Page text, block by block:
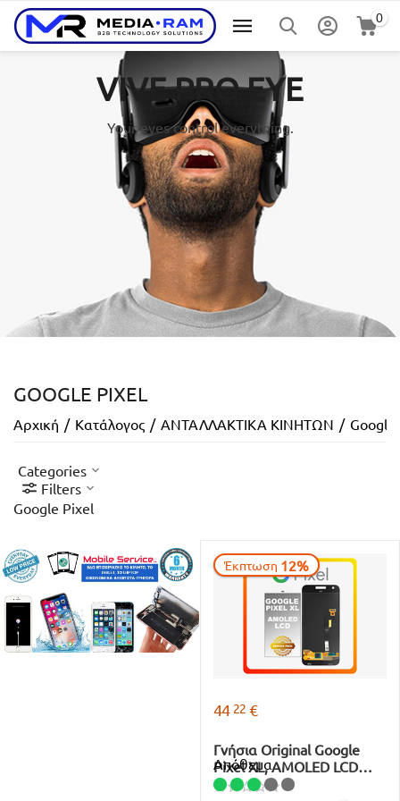
0
VIVE PRO EYE
Your eyes control everything.
GOOGLE PIXEL
Αρχική / Κατάλογος / ΑΝΤΑΛΛΑΚΤΙΚΑ ΚΙΝΗΤΩΝ / Google
Categories
Filters
Google Pixel
Έκπτωση 12%
44 22 €
Γνήσια Original Google
Pixel XL, AMOLED LCD
Display Screen Assembly
Απόθεμα